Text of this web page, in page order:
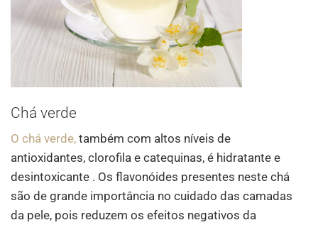
Chá verde
O chá verde, também com altos níveis de
antioxidantes, clorofila e catequinas, é hidratante e
desintoxicante . Os flavonóides presentes neste chá
são de grande importância no cuidado das camadas
da pele, pois reduzem os efeitos negativos da